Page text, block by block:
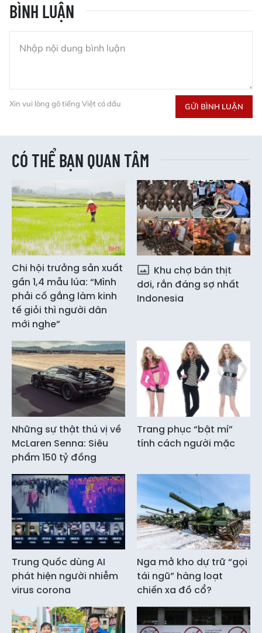
BÌNH LUẬN
Xin vui lòng gõ tiếng Việt có dấu GỬI BÌNH LUẬN
CÓ THỂ BẠN QUAN TÂM
Chi hội trưởng sản xuất
gần 1,4 mẫu lúa: “Mình
phải cố gắng làm kinh
tế giỏi thì người dân
mới nghe”
Khu chợ bán thịt
dơi, rắn đáng sợ nhất
Indonesia
Những sự thật thú vị về
McLaren Senna: Siêu
phẩm 150 tỷ đồng
Trang phục “bật mí”
tính cách người mặc
Trung Quốc dùng AI
phát hiện người nhiễm
virus corona
Nga mở kho dự trữ “gọi
tái ngũ” hàng loạt
chiến xa đồ cổ?